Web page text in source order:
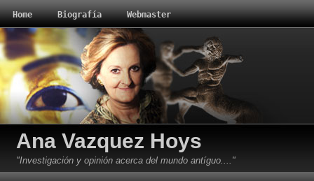
Home Biografía Webmaster
Ana Vazquez Hoys
"Investigación y opinión acerca del mundo antíguo...."